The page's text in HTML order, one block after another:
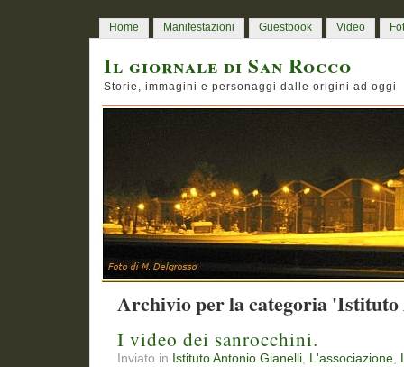
Home Manifestazioni Guestbook Video
Il giornale di San Rocco
Storie, immagini e personaggi dalle origini ad oggi
Archivio per la categoria
I video dei sanrocchini.
Inviato in Istituto Antonio Gianelli L'associazione